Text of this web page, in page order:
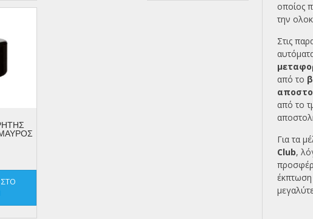
οποίος
την
Στις
από το
από το
Για τα
Club,
έκπτωση